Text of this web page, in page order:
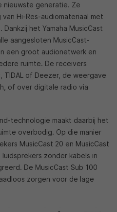
nieuwste generatie. Ze
Hi-Res-audiomateriaal met
het Yamaha MusicCast
aangesloten MusicCast-
een groot audionetwerk en
ruimte. De receivers
TIDAL of Deezer, de weergave
of over digitale radio via
technologie maakt daarbij het
overbodig. Op die manier
MusicCast 20 en MusicCast
zonder kabels in
De MusicCast Sub 100
zorgen voor de lage